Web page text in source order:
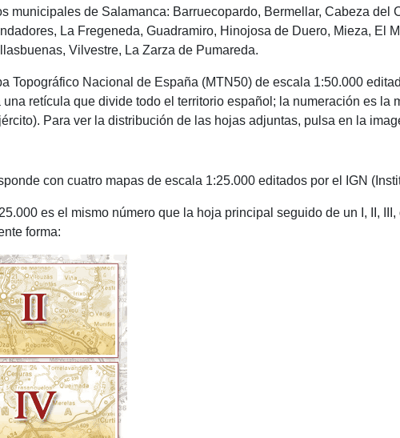
municipales de Salamanca: Barruecopardo, Bermellar, Cabeza del
La Fregeneda, Guadramiro, Hinojosa de Duero, Mieza, El
Vilvestre, La Zarza de Pumareda.
Topográfico Nacional de España (MTN50) de escala 1:50.000
retícula que divide todo el territorio español; la numeración es la
Para ver la distribución de las hojas adjuntas, pulsa en la
con cuatro mapas de escala 1:25.000 editados por el IGN
es el mismo número que la hoja principal seguido de un I, II,
forma: